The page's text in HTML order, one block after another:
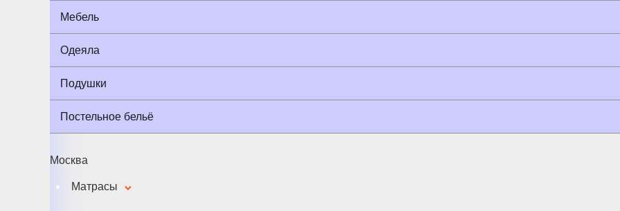
Мебель
Одеяла
Подушки
Постельное бельё
Москва
Матрасы